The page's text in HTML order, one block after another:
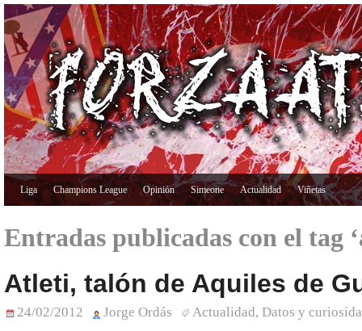
Liga Champions League Opinión Simeone Actualidad Viñetas
Entradas publicadas con el tag
Atleti, talón de Aquiles de
24/02/2012 Jorge Ordás Actualidad, Datos y